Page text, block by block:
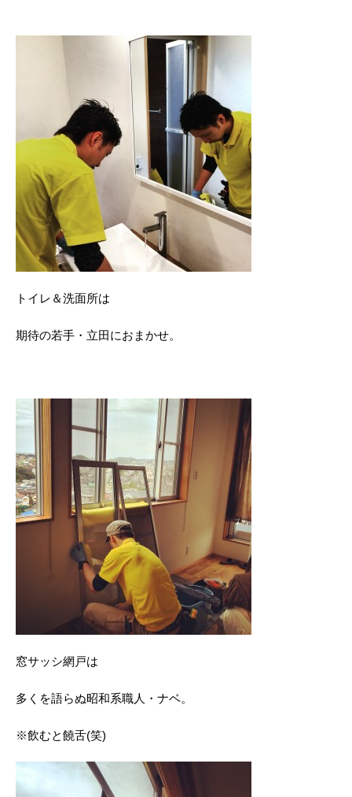
トイレ＆洗面所は
期待の若手・立田におまかせ。
窓サッシ網戸は
多くを語らぬ昭和系職人・ナベ。
※飲むと饒舌(笑)